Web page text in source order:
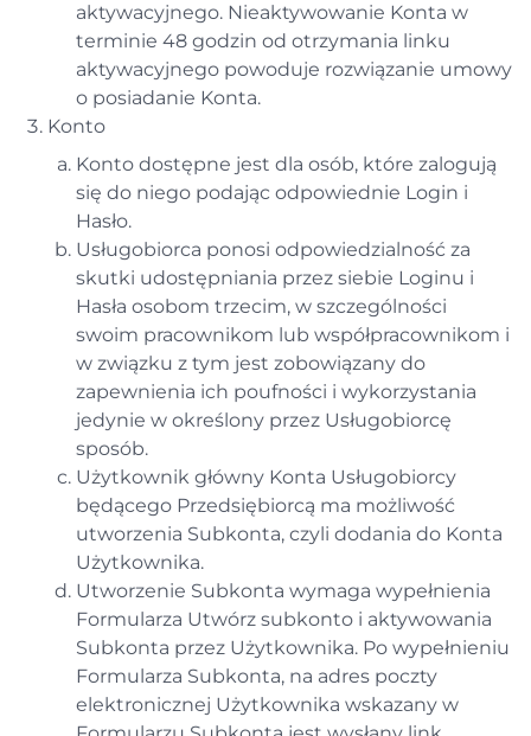
aktywacyjnego. Nieaktywowanie Konta w
terminie 48 godzin od otrzymania linku
aktywacyjnego powoduje rozwiązanie umowy
o posiadanie Konta.
Konto
Konto dostępne jest dla osób, które zalogują
się do niego podając odpowiednie Login i
Hasło.
Usługobiorca ponosi odpowiedzialność za
skutki udostępniania przez siebie Loginu i
Hasła osobom trzecim, w szczególności
swoim pracownikom lub współpracownikom i
w związku z tym jest zobowiązany do
zapewnienia ich poufności i wykorzystania
jedynie w określony przez Usługobiorcę
sposób.
Użytkownik główny Konta Usługobiorcy
będącego Przedsiębiorcą ma możliwość
utworzenia Subkonta, czyli dodania do Konta
Użytkownika.
Utworzenie Subkonta wymaga wypełnienia
Formularza Utwórz subkonto i aktywowania
Subkonta przez Użytkownika. Po wypełnieniu
Formularza Subkonta, na adres poczty
elektronicznej Użytkownika wskazany w